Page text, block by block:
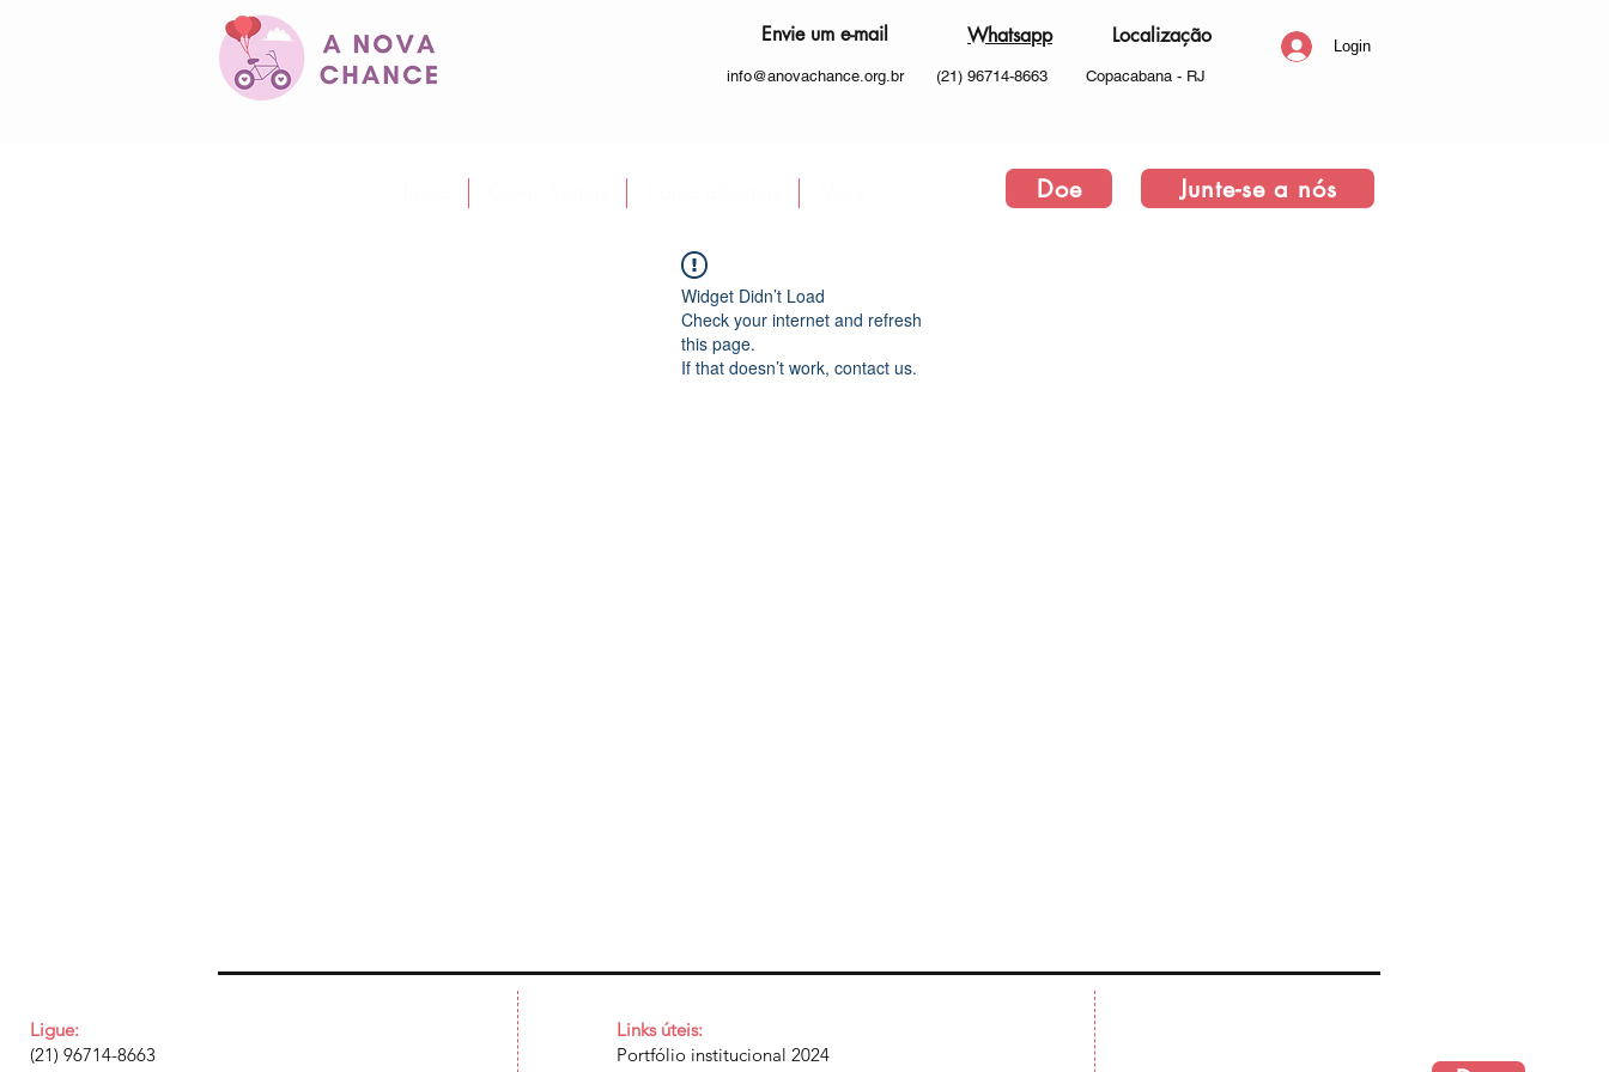
Envie um e-mail
info@anovachance.org.br
Whatsapp
(21) 96714-8663
Localização
Copacabana - RJ
Login
Doe Junte-se a nós
Widget Didn’t Load
Check your internet and refresh
this page.
If that doesn’t work, contact us.
Ligue:
(21) 96714-8663
Links úteis:
Portfólio institucional 2024